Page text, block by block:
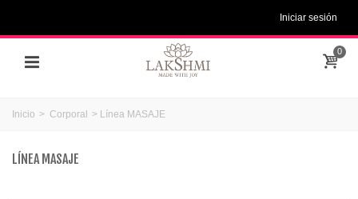
Iniciar sesión
0
Inicio > Corporal > Línea MASAJE
LÍNEA MASAJE